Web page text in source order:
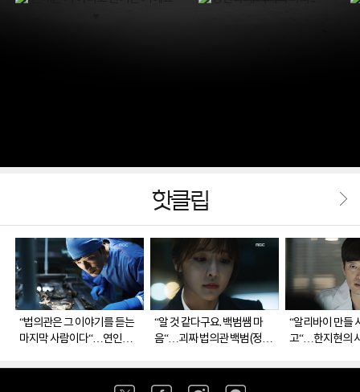
핫클립
“법의관은 그 이야기를 듣는
마지막 사람이다“…연인을
선 백범(정재영)
“알 것 같다구요. 백범쌤 마
음“…괴짜 법의관 백범(정재
은솔(정유미)
“알리바이 만들
고“…한지현의
백범(정재영)